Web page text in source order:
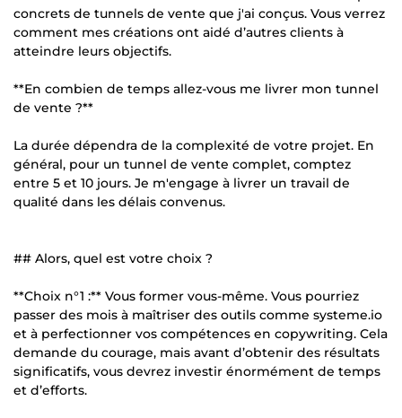
concrets de tunnels de vente que j'ai conçus. Vous verrez
comment mes créations ont aidé d’autres clients à
atteindre leurs objectifs.
**En combien de temps allez-vous me livrer mon tunnel
de vente ?**
La durée dépendra de la complexité de votre projet. En
général, pour un tunnel de vente complet, comptez
entre 5 et 10 jours. Je m'engage à livrer un travail de
qualité dans les délais convenus.
## Alors, quel est votre choix ?
**Choix n°1 :** Vous former vous-même. Vous pourriez
passer des mois à maîtriser des outils comme systeme.io
et à perfectionner vos compétences en copywriting. Cela
demande du courage, mais avant d’obtenir des résultats
significatifs, vous devrez investir énormément de temps
et d’efforts.